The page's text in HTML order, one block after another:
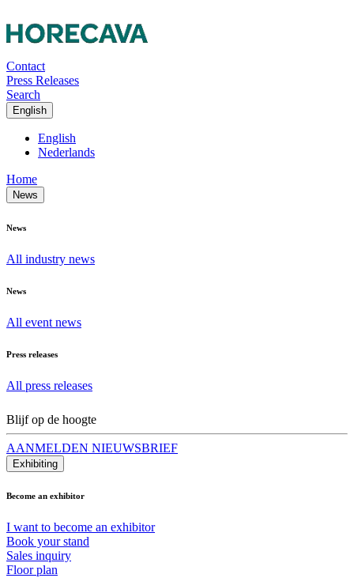
Contact
Press Releases
Search
English
English
Nederlands
Home
News
News
All industry news
News
All event news
Press releases
All press releases
Blijf op de hoogte
AANMELDEN NIEUWSBRIEF
Exhibiting
Become an exhibitor
I want to become an exhibitor
Book your stand
Sales inquiry
Floor plan